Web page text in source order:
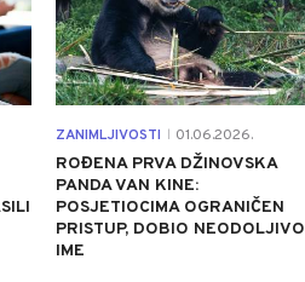
ZANIMLJIVOSTI 01.06.2026.
ROĐENA PRVA DŽINOVSKA
PANDA VAN KINE:
POSJETIOCIMA OGRANIČEN
PRISTUP, DOBIO NEODOLJIVO
IME